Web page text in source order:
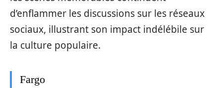
d’enflammer les discussions sur les réseaux
sociaux, illustrant son impact indélébile sur
la culture populaire.
Fargo